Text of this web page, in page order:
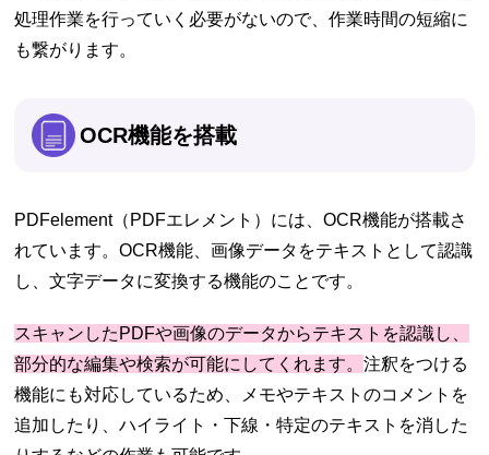
処理作業を行っていく必要がないので、作業時間の短縮に
も繋がります。
OCR機能を搭載
PDFelement（PDFエレメント）には、OCR機能が搭載さ
れています。OCR機能、画像データをテキストとして認識
し、文字データに変換する機能のことです。
スキャンしたPDFや画像のデータからテキストを認識し、
部分的な編集や検索が可能にしてくれます。注釈をつける
機能にも対応しているため、メモやテキストのコメントを
追加したり、ハイライト・下線・特定のテキストを消した